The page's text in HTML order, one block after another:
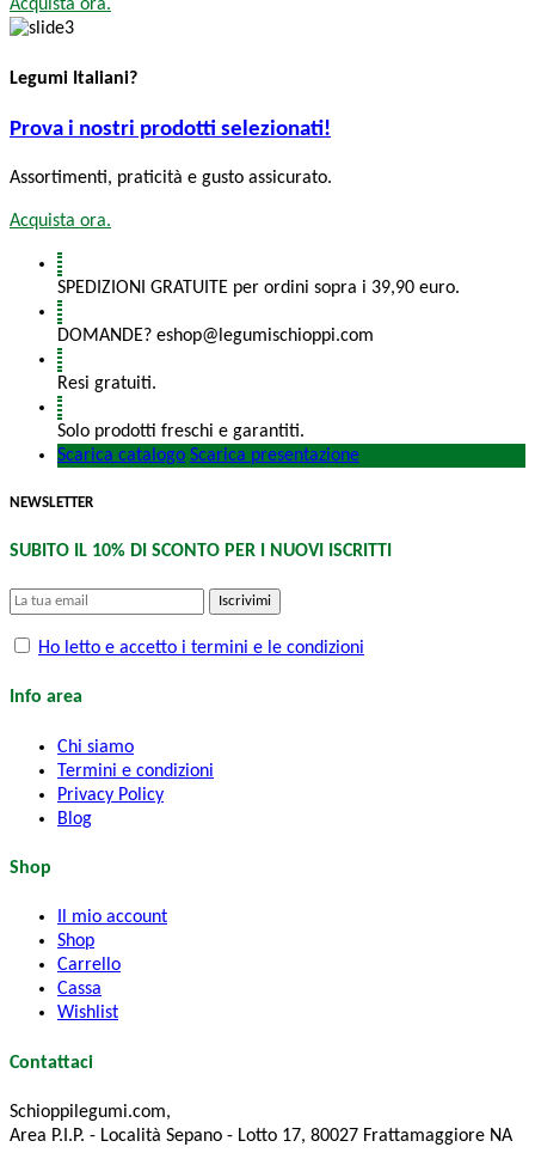
Acquista ora.
Legumi Italiani?
Prova i nostri prodotti selezionati!
Assortimenti, praticità e gusto assicurato.
Acquista ora.
SPEDIZIONI GRATUITE per ordini sopra i 39,90 euro.
DOMANDE? eshop@legumischioppi.com
Resi gratuiti.
Solo prodotti freschi e garantiti.
Scarica catalogo Scarica presentazione
NEWSLETTER
SUBITO IL 10% DI SCONTO PER I NUOVI ISCRITTI
Iscrivimi
Ho letto e accetto i termini e le condizioni
Info area
Chi siamo
Termini e condizioni
Privacy Policy
Blog
Shop
Il mio account
Shop
Carrello
Cassa
Wishlist
Contattaci
Schioppilegumi.com,
Area P.I.P. - Località Sepano - Lotto 17, 80027 Frattamaggiore NA